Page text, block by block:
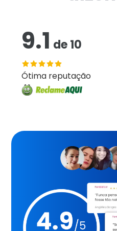
9.1 de10
Ótima reputação